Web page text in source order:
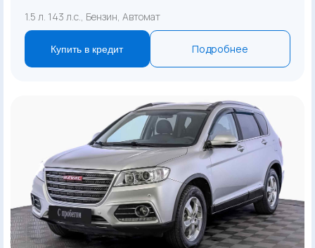
1.5 л. 143 л.с., Бензин, Автомат
Купить в кредит Подробнее